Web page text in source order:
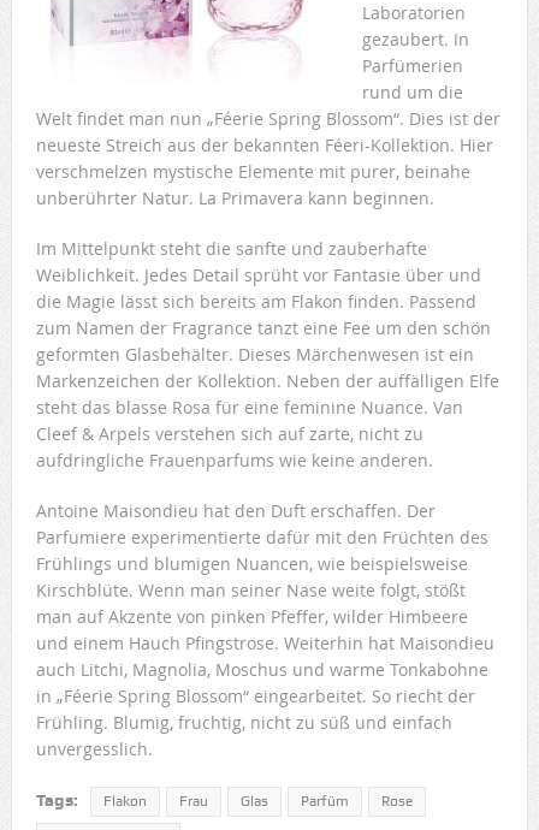
Laboratorien
gezaubert. In
Parfümerien
rund um die
Welt findet man nun „Féerie Spring Blossom“. Dies ist der
neueste Streich aus der bekannten Féeri-Kollektion. Hier
verschmelzen mystische Elemente mit purer, beinahe
unberührter Natur. La Primavera kann beginnen.
Im Mittelpunkt steht die sanfte und zauberhafte
Weiblichkeit. Jedes Detail sprüht vor Fantasie über und
die Magie lässt sich bereits am Flakon finden. Passend
zum Namen der Fragrance tanzt eine Fee um den schön
geformten Glasbehälter. Dieses Märchenwesen ist ein
Markenzeichen der Kollektion. Neben der auffälligen Elfe
steht das blasse Rosa für eine feminine Nuance. Van
Cleef & Arpels verstehen sich auf zarte, nicht zu
aufdringliche Frauenparfums wie keine anderen.
Antoine Maisondieu hat den Duft erschaffen. Der
Parfumiere experimentierte dafür mit den Früchten des
Frühlings und blumigen Nuancen, wie beispielsweise
Kirschblüte. Wenn man seiner Nase weite folgt, stößt
man auf Akzente von pinken Pfeffer, wilder Himbeere
und einem Hauch Pfingstrose. Weiterhin hat Maisondieu
auch Litchi, Magnolia, Moschus und warme Tonkabohne
in „Féerie Spring Blossom“ eingearbeitet. So riecht der
Frühling. Blumig, fruchtig, nicht zu süß und einfach
unvergesslich.
Tags: Flakon Frau Glas Parfüm Rose